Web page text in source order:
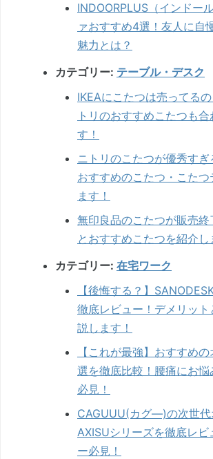
INDOORPLUS（インドー
ァおすすめ4選！友人に自
魅力とは？
カテゴリー: テーブル・デスク
IKEAにこたつは売ってる
トリのおすすめこたつも
す！
ニトリのこたつが優秀す
おすすめのこたつ・こた
ます！
無印良品のこたつが販売
とおすすめこたつを紹介し
カテゴリー: 在宅ワーク
【後悔する？】
徹底レビュー！デメリッ
説します！
【これが最強】おすすめ
選を徹底比較！腰痛にお
必見！
CAGUUU(カグ―)の次世代
AXISUシリーズを徹底レビ
ー必見！